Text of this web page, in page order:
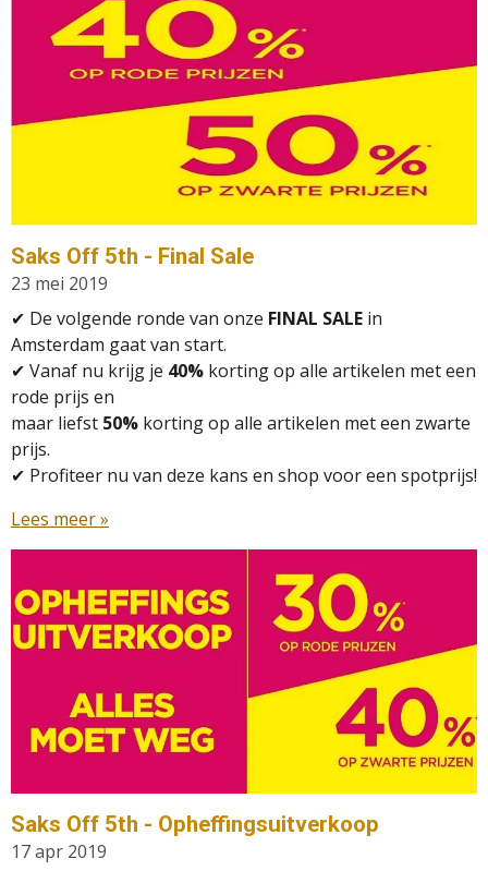
Saks Off 5th - Final Sale
23 mei 2019
✔ De volgende ronde van onze FINAL SALE in
Amsterdam gaat van start.
✔ Vanaf nu krijg je 40% korting op alle artikelen met een
rode prijs en
maar liefst 50% korting op alle artikelen met een zwarte
prijs.
✔ Profiteer nu van deze kans en shop voor een spotprijs!
Lees meer »
Saks Off 5th - Opheffingsuitverkoop
17 apr 2019